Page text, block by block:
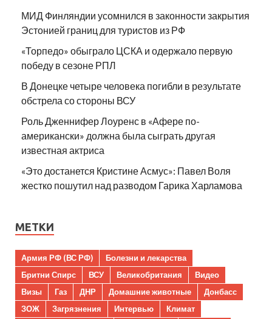
МИД Финляндии усомнился в законности закрытия
Эстонией границ для туристов из РФ
«Торпедо» обыграло ЦСКА и одержало первую
победу в сезоне РПЛ
В Донецке четыре человека погибли в результате
обстрела со стороны ВСУ
Роль Дженнифер Лоуренс в «Афере по-
американски» должна была сыграть другая
известная актриса
«Это достанется Кристине Асмус»: Павел Воля
жестко пошутил над разводом Гарика Харламова
МЕТКИ
Армия РФ (ВС РФ)
Болезни и лекарства
Бритни Спирс
ВСУ Великобритания
Видео
Визы
Газ ДНР Домашние животные
Донбасс
ЗОЖ
Загрязнения Интервью
Климат